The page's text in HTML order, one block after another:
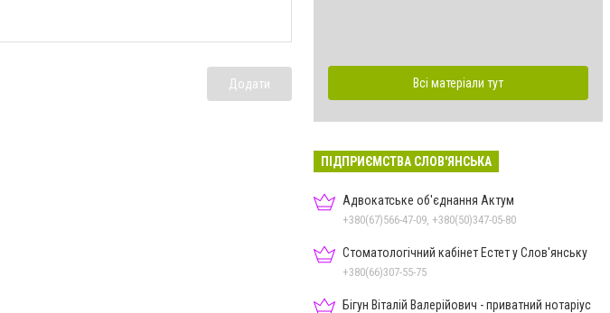
Додати Всі матеріали тут
ПІДПРИЄМСТВА СЛОВ'ЯНСЬКА
Адвокатське об'єднання Актум
+380(67)566-47-09, +380(50)347-05-80
Стоматологічний кабінет Естет у Слов'янську
+380(66)307-55-75
Бігун Віталій Валерійович - приватний нотаріус